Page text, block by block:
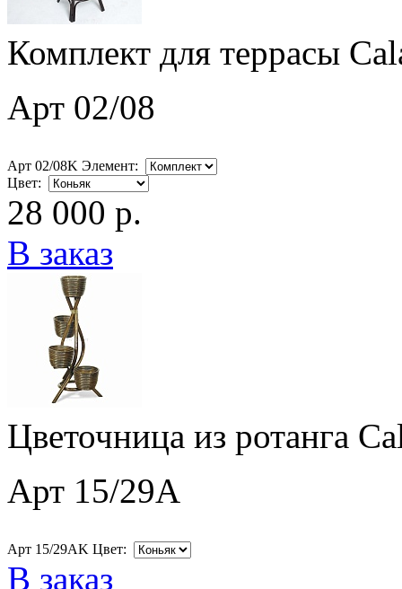
Комплект для террасы
Арт 02/08
Арт 02/08K Элемент:
Цвет:
28 000 р.
В заказ
Цветочница из ротанга
Арт 15/29A
Арт 15/29AK Цвет:
В заказ